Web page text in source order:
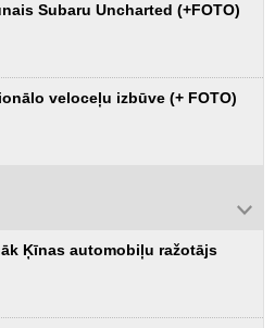
Subaru Uncharted (+FOTO)
veloceļu izbūve (+ FOTO)
Ķīnas automobiļu ražotājs